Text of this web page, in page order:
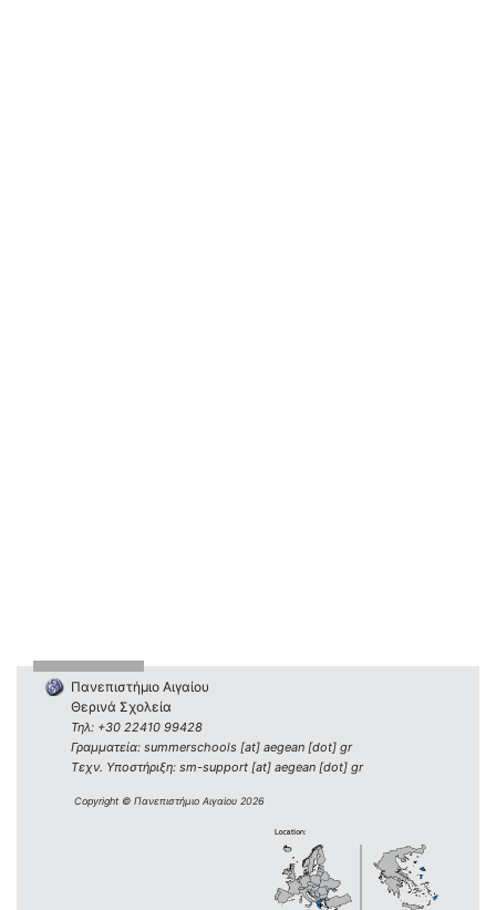
Πανεπιστήμιο Αιγαίου
Θερινά Σχολεία
Τηλ: +30 22410 99428
Γραμματεία: summerschools [at] aegean [dot] gr
Τεχν. Υποστήριξη: sm-support [at] aegean [dot] gr
Copyright © Πανεπιστήμιο Αιγαίου 2026